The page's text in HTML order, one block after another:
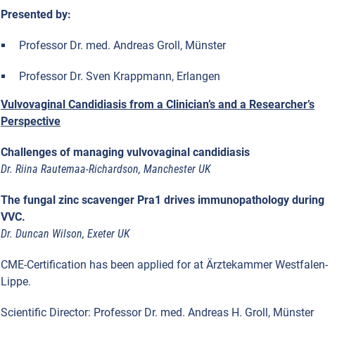
Presented by:
Professor Dr. med. Andreas Groll, Münster
Professor Dr. Sven Krappmann, Erlangen
Vulvovaginal Candidiasis from a Clinician’s and a Researcher’s
Perspective
Challenges of managing vulvovaginal candidiasis
Dr. Riina Rautemaa-Richardson, Manchester UK
The fungal zinc scavenger Pra1 drives immunopathology during
VVC.
Dr. Duncan Wilson, Exeter UK
CME-Certification has been applied for at Ärztekammer Westfalen-
Lippe.
Scientific Director: Professor Dr. med. Andreas H. Groll, Münster